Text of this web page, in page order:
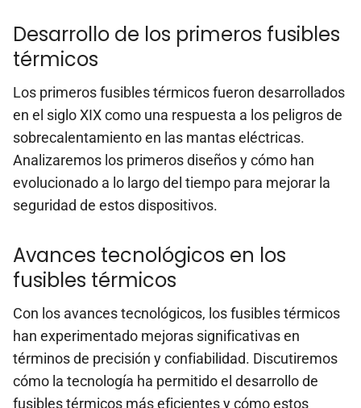
Desarrollo de los primeros fusibles
térmicos
Los primeros fusibles térmicos fueron desarrollados
en el siglo XIX como una respuesta a los peligros de
sobrecalentamiento en las mantas eléctricas.
Analizaremos los primeros diseños y cómo han
evolucionado a lo largo del tiempo para mejorar la
seguridad de estos dispositivos.
Avances tecnológicos en los
fusibles térmicos
Con los avances tecnológicos, los fusibles térmicos
han experimentado mejoras significativas en
términos de precisión y confiabilidad. Discutiremos
cómo la tecnología ha permitido el desarrollo de
fusibles térmicos más eficientes y cómo estos